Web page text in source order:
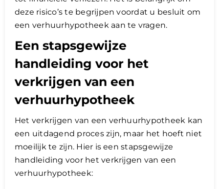
deze risico’s te begrijpen voordat u besluit om
een verhuurhypotheek aan te vragen.
Een stapsgewijze
handleiding voor het
verkrijgen van een
verhuurhypotheek
Het verkrijgen van een verhuurhypotheek kan
een uitdagend proces zijn, maar het hoeft niet
moeilijk te zijn. Hier is een stapsgewijze
handleiding voor het verkrijgen van een
verhuurhypotheek: